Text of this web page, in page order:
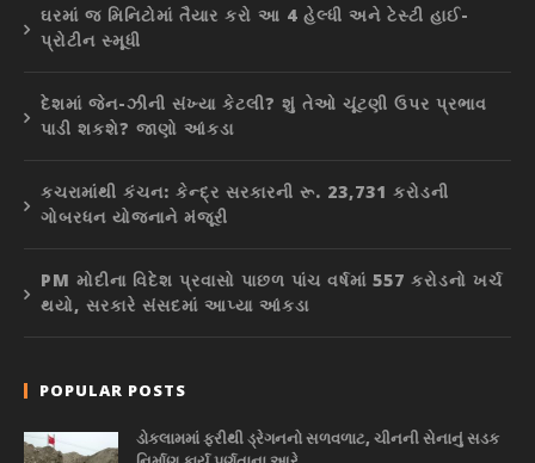
ઘરમાં જ મિનિટોમાં તૈયાર કરો આ 4 હેલ્ધી અને ટેસ્ટી હાઈ-
પ્રોટીન સ્મૂધી
દેશમાં જેન-ઝીની સંખ્યા કેટલી? શું તેઓ ચૂંટણી ઉપર પ્રભાવ
પાડી શકશે? જાણો આંકડા
કચરામાંથી કંચન: કેન્દ્ર સરકારની રૂ. 23,731 કરોડની
ગોબરધન યોજનાને મંજૂરી
PM મોદીના વિદેશ પ્રવાસો પાછળ પાંચ વર્ષમાં 557 કરોડનો ખર્ચ
થયો, સરકારે સંસદમાં આપ્યા આંકડા
POPULAR POSTS
ડોકલામમાં ફરીથી ડ્રેગનનો સળવળાટ, ચીનની સેનાનું સડક